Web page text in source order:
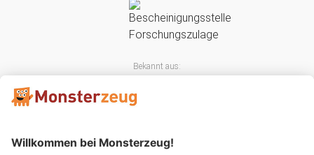
Bekannt aus: